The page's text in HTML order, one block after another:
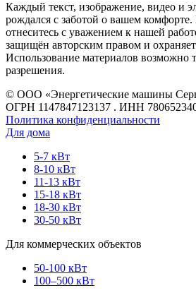
Каждый текст, изображение, видео и
рождался с заботой о вашем
отнеситесь с уважением к нашей
защищён авторским правом и
Использование материалов возможно
разрешения.
© ООО «Энергетические машины
ОГРН 1147847123137 . ИНН
Политика конфиденциальности
Для дома
5-7 кВт
8-10 кВт
11-13 кВт
15-18 кВт
18-30 кВт
30-50 кВт
Для коммерческих объектов
50-100 кВт
100–500 кВт